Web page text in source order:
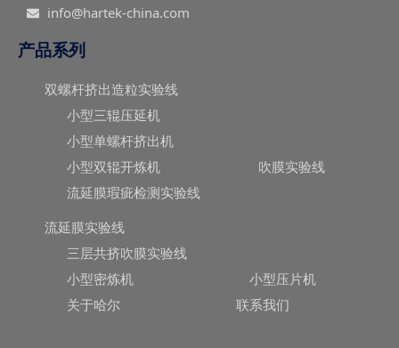
info@hartek-china.com
产品系列
双螺杆挤出造粒实验线
小型三辊压延机
小型单螺杆挤出机
小型双辊开炼机
吹膜实验线
流延膜瑕疵检测实验线
流延膜实验线
三层共挤吹膜实验线
小型密炼机
小型压片机
关于哈尔
联系我们